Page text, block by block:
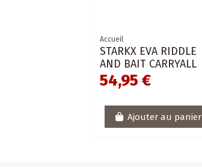
Accueil
STARKX EVA RIDDLE
AND BAIT CARRYALL
54,95 €
Ajouter au panier